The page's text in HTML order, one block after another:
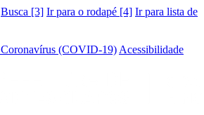
Busca [3] Ir para o rodapé [4] Ir para lista de
Coronavírus (COVID-19) Acessibilidade